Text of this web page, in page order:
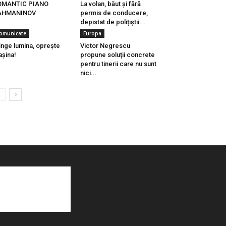
PIANO
La volan, băut și fără
permis de conducere,
depistat de polițiștii...
lumina, oprește
Europa
Victor Negrescu
propune soluţii concrete
pentru tinerii care nu sunt
nici...